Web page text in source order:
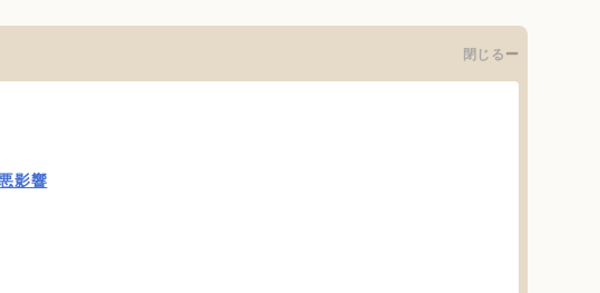
閉じる
影響